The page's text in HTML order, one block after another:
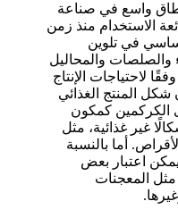
واسع في صناعة
الاستخدام منذ زمن
في تلوين
والصلصات والمحاليل
لاحتياجات الإنتاج
شكل المنتج الغذائي
الكركمين كمكون
غير غذائية، مثل
أما بالنسبة
اعتبار بعض
مثل المعجنات